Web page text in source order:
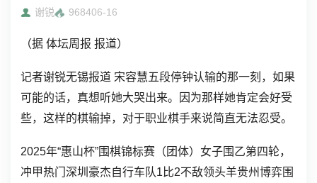
谢锐 968406-16
（据 体坛周报 报道）
记者谢锐无锡报道 宋容慧五段停钟认输的那一刻，如果
可能的话，真想听她大哭出来。因为那样她肯定会好受
些，这样的棋输掉，对于职业棋手来说简直无法忍受。
2025年“惠山杯”围棋锦标赛（团体）女子围乙第四轮，
冲甲热门深圳豪杰自行车队1比2不敌领头羊贵州博弈围